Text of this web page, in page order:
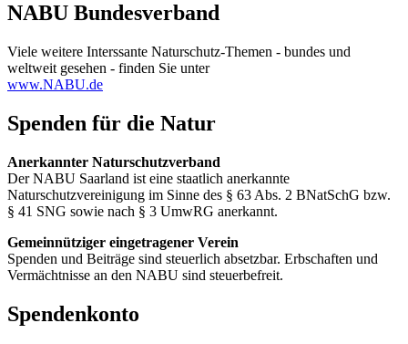
NABU Bundesverband
Viele weitere Interssante Naturschutz-Themen - bundes und
weltweit gesehen - finden Sie unter
www.NABU.de
Spenden für die Natur
Anerkannter Naturschutzverband
Der NABU Saarland ist eine staatlich anerkannte
Naturschutzvereinigung im Sinne des § 63 Abs. 2 BNatSchG bzw.
§ 41 SNG sowie nach § 3 UmwRG anerkannt.
Gemeinnütziger eingetragener Verein
Spenden und Beiträge sind steuerlich absetzbar. Erbschaften und
Vermächtnisse an den NABU sind steuerbefreit.
Spendenkonto